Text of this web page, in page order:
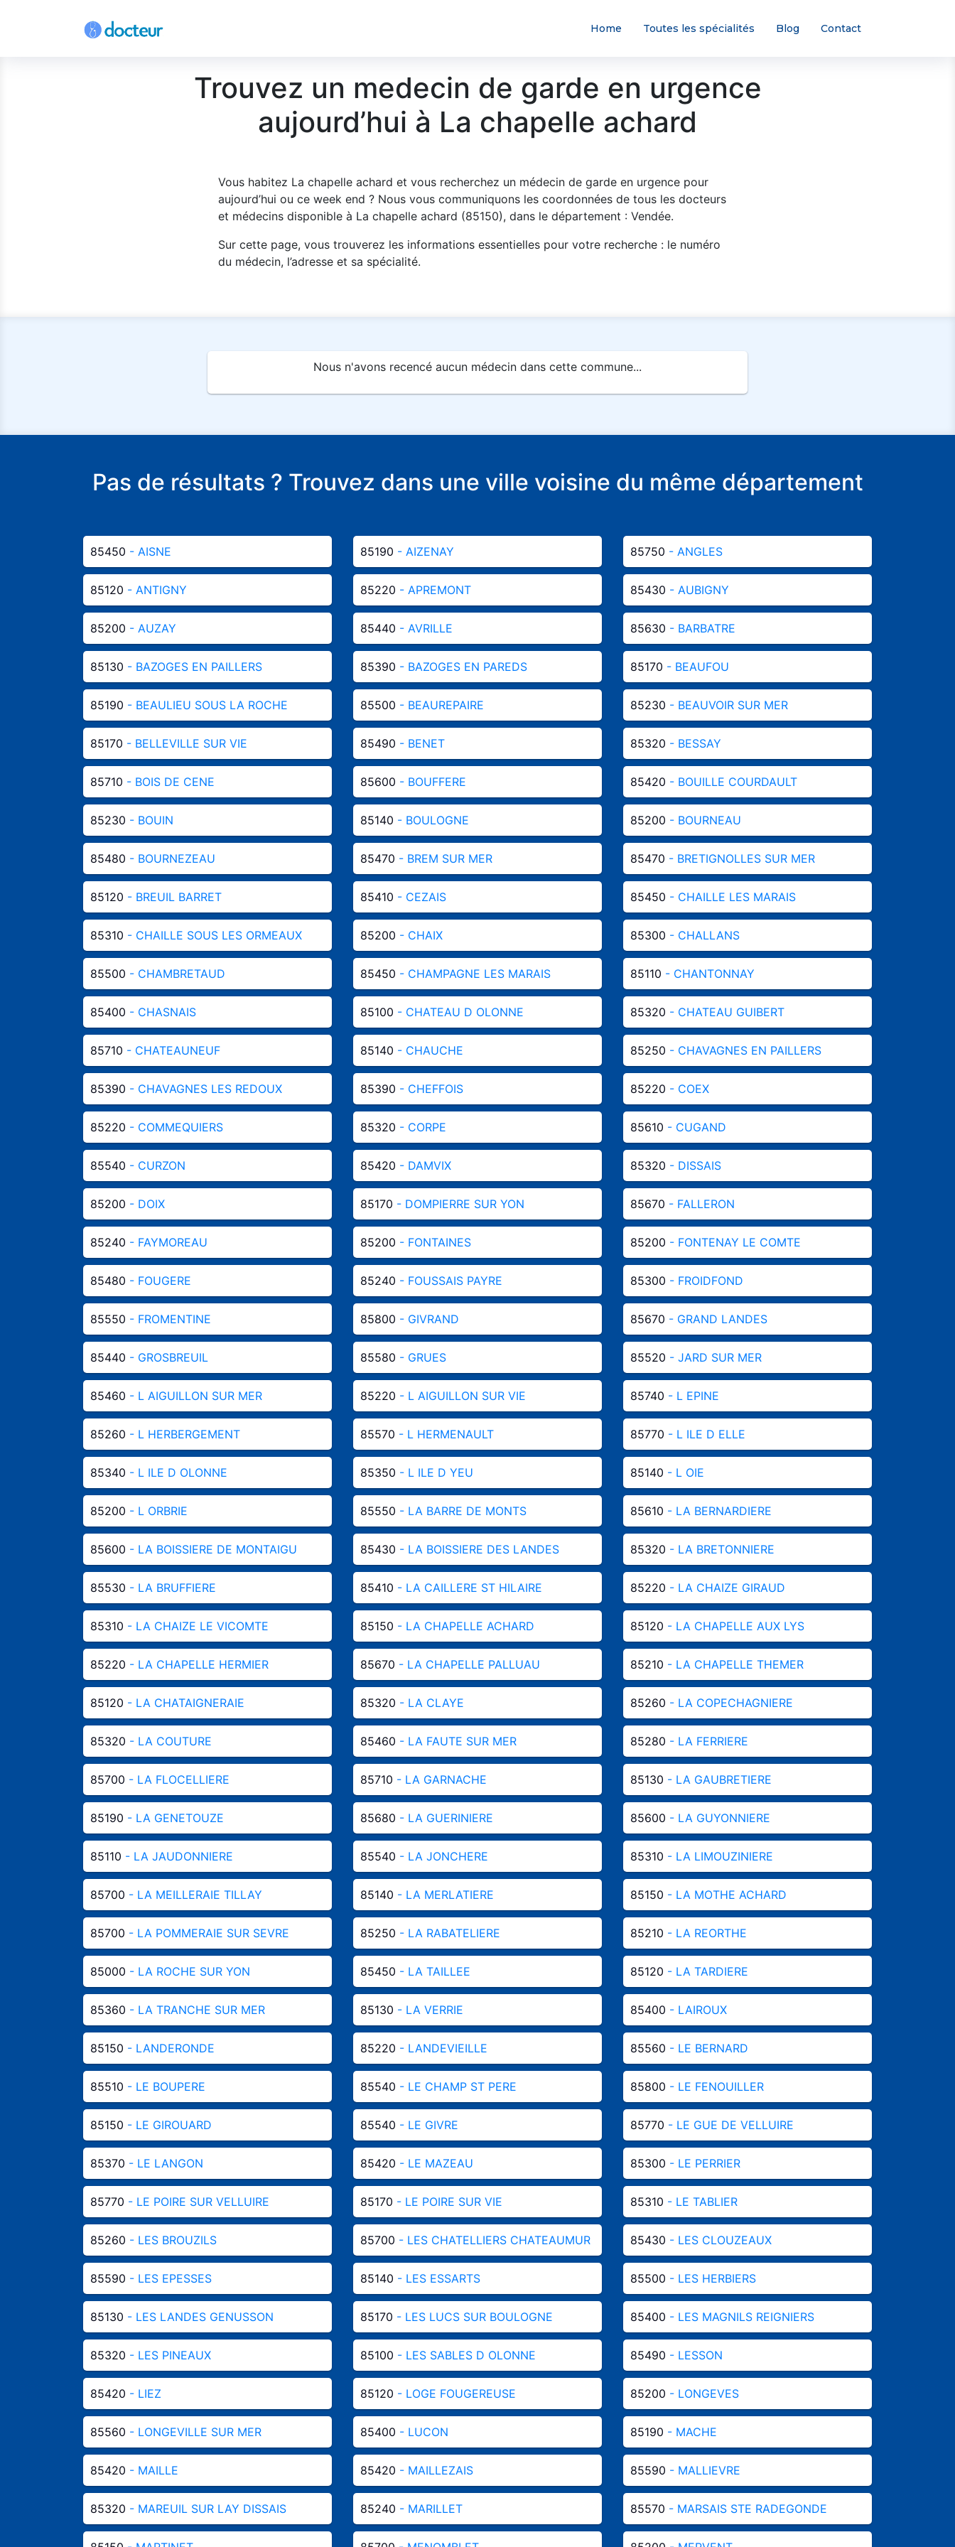
Home Toutes les spécialités Blog Contact
Trouvez un medecin de garde en urgence
aujourd’hui à La chapelle achard
Vous habitez La chapelle achard et vous recherchez un médecin de garde en urgence pour
aujourd’hui ou ce week end ? Nous vous communiquons les coordonnées de tous les docteurs
et médecins disponible à La chapelle achard (85150), dans le département : Vendée.
Sur cette page, vous trouverez les informations essentielles pour votre recherche : le numéro
du médecin, l’adresse et sa spécialité.
Nous n'avons recencé aucun médecin dans cette commune...
Pas de résultats ? Trouvez dans une ville voisine du même département
85450 - AISNE 85190 - AIZENAY 85750 - ANGLES
85120 - ANTIGNY 85220 - APREMONT 85430 - AUBIGNY
85200 - AUZAY 85440 - AVRILLE 85630 - BARBATRE
85130 - BAZOGES EN PAILLERS 85390 - BAZOGES EN PAREDS 85170 - BEAUFOU
85190 - BEAULIEU SOUS LA ROCHE 85500 - BEAUREPAIRE 85230 - BEAUVOIR SUR MER
85170 - BELLEVILLE SUR VIE 85490 - BENET 85320 - BESSAY
85710 - BOIS DE CENE 85600 - BOUFFERE 85420 - BOUILLE COURDAULT
85230 - BOUIN 85140 - BOULOGNE 85200 - BOURNEAU
85480 - BOURNEZEAU 85470 - BREM SUR MER 85470 - BRETIGNOLLES SUR MER
85120 - BREUIL BARRET 85410 - CEZAIS 85450 - CHAILLE LES MARAIS
85310 - CHAILLE SOUS LES ORMEAUX 85200 - CHAIX 85300 - CHALLANS
85500 - CHAMBRETAUD 85450 - CHAMPAGNE LES MARAIS 85110 - CHANTONNAY
85400 - CHASNAIS 85100 - CHATEAU D OLONNE 85320 - CHATEAU GUIBERT
85710 - CHATEAUNEUF 85140 - CHAUCHE 85250 - CHAVAGNES EN PAILLERS
85390 - CHAVAGNES LES REDOUX 85390 - CHEFFOIS 85220 - COEX
85220 - COMMEQUIERS 85320 - CORPE 85610 - CUGAND
85540 - CURZON 85420 - DAMVIX 85320 - DISSAIS
85200 - DOIX 85170 - DOMPIERRE SUR YON 85670 - FALLERON
85240 - FAYMOREAU 85200 - FONTAINES 85200 - FONTENAY LE COMTE
85480 - FOUGERE 85240 - FOUSSAIS PAYRE 85300 - FROIDFOND
85550 - FROMENTINE 85800 - GIVRAND 85670 - GRAND LANDES
85440 - GROSBREUIL 85580 - GRUES 85520 - JARD SUR MER
85460 - L AIGUILLON SUR MER 85220 - L AIGUILLON SUR VIE 85740 - L EPINE
85260 - L HERBERGEMENT 85570 - L HERMENAULT 85770 - L ILE D ELLE
85340 - L ILE D OLONNE 85350 - L ILE D YEU 85140 - L OIE
85200 - L ORBRIE 85550 - LA BARRE DE MONTS 85610 - LA BERNARDIERE
85600 - LA BOISSIERE DE MONTAIGU 85430 - LA BOISSIERE DES LANDES 85320 - LA BRETONNIERE
85530 - LA BRUFFIERE 85410 - LA CAILLERE ST HILAIRE 85220 - LA CHAIZE GIRAUD
85310 - LA CHAIZE LE VICOMTE 85150 - LA CHAPELLE ACHARD 85120 - LA CHAPELLE AUX LYS
85220 - LA CHAPELLE HERMIER 85670 - LA CHAPELLE PALLUAU 85210 - LA CHAPELLE THEMER
85120 - LA CHATAIGNERAIE 85320 - LA CLAYE 85260 - LA COPECHAGNIERE
85320 - LA COUTURE 85460 - LA FAUTE SUR MER 85280 - LA FERRIERE
85700 - LA FLOCELLIERE 85710 - LA GARNACHE 85130 - LA GAUBRETIERE
85190 - LA GENETOUZE 85680 - LA GUERINIERE 85600 - LA GUYONNIERE
85110 - LA JAUDONNIERE 85540 - LA JONCHERE 85310 - LA LIMOUZINIERE
85700 - LA MEILLERAIE TILLAY 85140 - LA MERLATIERE 85150 - LA MOTHE ACHARD
85700 - LA POMMERAIE SUR SEVRE 85250 - LA RABATELIERE 85210 - LA REORTHE
85000 - LA ROCHE SUR YON 85450 - LA TAILLEE 85120 - LA TARDIERE
85360 - LA TRANCHE SUR MER 85130 - LA VERRIE 85400 - LAIROUX
85150 - LANDERONDE 85220 - LANDEVIEILLE 85560 - LE BERNARD
85510 - LE BOUPERE 85540 - LE CHAMP ST PERE 85800 - LE FENOUILLER
85150 - LE GIROUARD 85540 - LE GIVRE 85770 - LE GUE DE VELLUIRE
85370 - LE LANGON 85420 - LE MAZEAU 85300 - LE PERRIER
85770 - LE POIRE SUR VELLUIRE 85170 - LE POIRE SUR VIE 85310 - LE TABLIER
85260 - LES BROUZILS 85700 - LES CHATELLIERS CHATEAUMUR 85430 - LES CLOUZEAUX
85590 - LES EPESSES 85140 - LES ESSARTS 85500 - LES HERBIERS
85130 - LES LANDES GENUSSON 85170 - LES LUCS SUR BOULOGNE 85400 - LES MAGNILS REIGNIERS
85320 - LES PINEAUX 85100 - LES SABLES D OLONNE 85490 - LESSON
85420 - LIEZ 85120 - LOGE FOUGEREUSE 85200 - LONGEVES
85560 - LONGEVILLE SUR MER 85400 - LUCON 85190 - MACHE
85420 - MAILLE 85420 - MAILLEZAIS 85590 - MALLIEVRE
85320 - MAREUIL SUR LAY DISSAIS 85240 - MARILLET 85570 - MARSAIS STE RADEGONDE